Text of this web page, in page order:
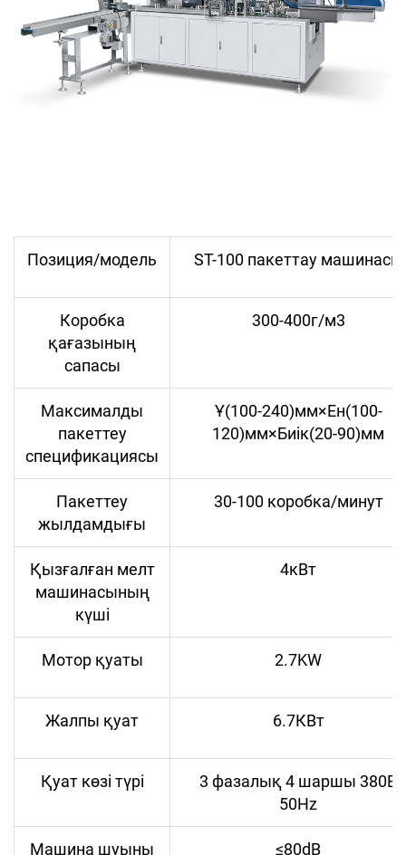
Позиция/модель ST-100 пакеттау машинасы
Коробка
қағазының
сапасы
300-400г/м3
Максималды
пакеттеу
спецификациясы
Ұ(100-240)мм×Ен(100-
120)мм×Биік(20-90)мм
Пакеттеу
жылдамдығы
30-100 коробка/минут
Қызғалған мелт
машинасының
күші
4кВт
Мотор қуаты 2.7KW
Жалпы қуат 6.7КВт
Қуат көзі түрі
3 фазалық 4 шаршы 380В
50Hz
Машина шуыны ≤80dB